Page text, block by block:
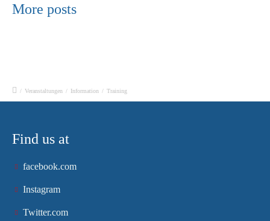
More posts
/ Veranstaltungen / Information / Training
Find us at
facebook.com
Instagram
Twitter.com